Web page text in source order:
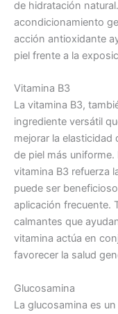
de hidratación
acondicionamiento
acción antioxidante
piel frente a la
Vitamina B3
La vitamina B3,
ingrediente versátil
mejorar la elasticidad
de piel más
vitamina B3 refuerza
puede ser
aplicación frecuente.
calmantes que
vitamina actúa en
favorecer la salud
Glucosamina
La glucosamina es